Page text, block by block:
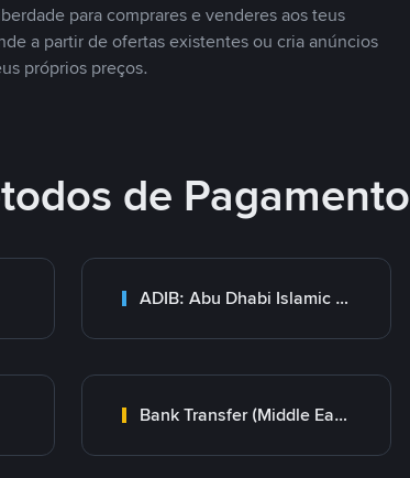
para comprares e venderes aos teus
a partir de ofertas existentes ou cria anúncios
próprios preços.
de Pagamento
ADIB: Abu Dhabi Islamic Bank
Bank Transfer (Middle East)